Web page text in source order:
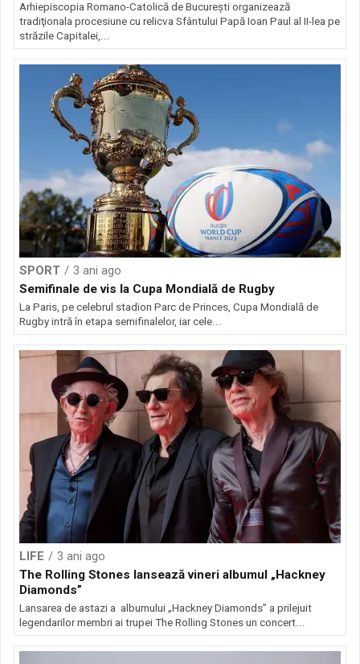
Arhiepiscopia Romano-Catolică de Bucureşti organizează
tradiţionala procesiune cu relicva Sfântului Papă Ioan Paul al II-lea pe
străzile Capitalei,...
SPORT
3 ani ago
Semifinale de vis la Cupa Mondială de Rugby
La Paris, pe celebrul stadion Parc de Princes, Cupa Mondială de
Rugby intră în etapa semifinalelor, iar cele...
LIFE
3 ani ago
The Rolling Stones lansează vineri albumul „Hackney
Diamonds”
Lansarea de astazi a albumului „Hackney Diamonds” a prilejuit
legendarilor membri ai trupei The Rolling Stones un concert...